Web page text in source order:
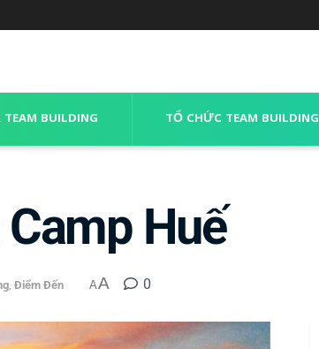
TEAM BUILDING TỔ CHỨC TEAM BUILDING
Huế
, Điểm Đến AA 0